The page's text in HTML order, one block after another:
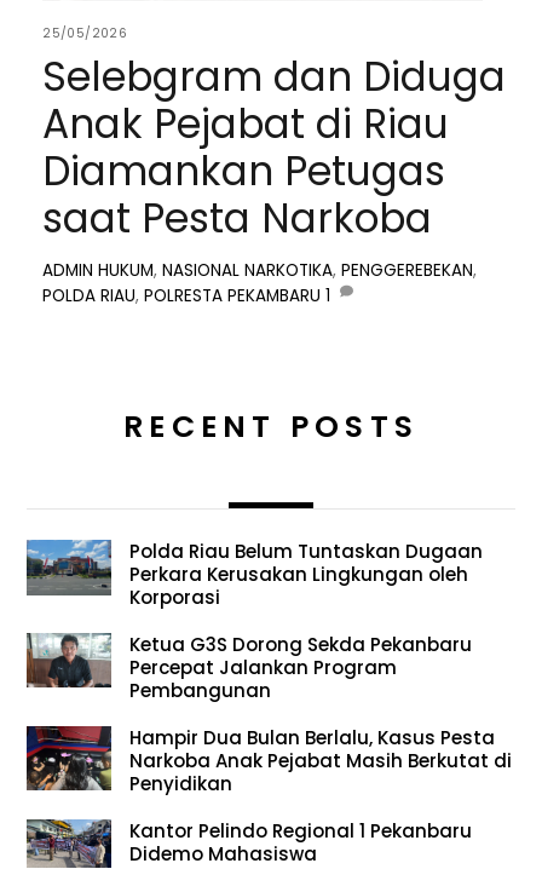
25/05/2026
Selebgram dan Diduga
Anak Pejabat di Riau
Diamankan Petugas
saat Pesta Narkoba
ADMIN HUKUM,NASIONAL NARKOTIKA,PENGGEREBEKAN,
POLDA RIAU,POLRESTA PEKAMBARU 1
RECENT POSTS
Polda Riau Belum Tuntaskan Dugaan
Perkara Kerusakan Lingkungan oleh
Korporasi
Ketua G3S Dorong Sekda Pekanbaru
Percepat Jalankan Program
Pembangunan
Hampir Dua Bulan Berlalu, Kasus Pesta
Narkoba Anak Pejabat Masih Berkutat di
Penyidikan
Kantor Pelindo Regional 1 Pekanbaru
Didemo Mahasiswa